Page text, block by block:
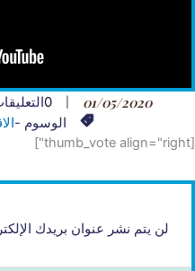
01/05/2020
0
الوسوم -
[thumb_vote align="right"]
لن يتم نشر عنوان بريدك